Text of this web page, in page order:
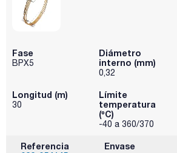
Fase
BPX5
Diámetro
interno (mm)
0,32
Longitud (m)
30
Límite
temperatura
(ºC)
-40 a 360/370
Referencia
Envase